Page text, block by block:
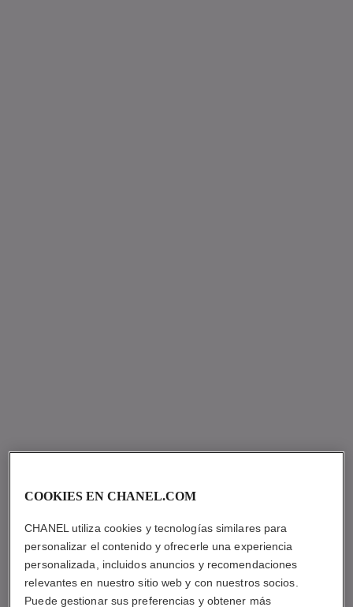
COOKIES EN CHANEL.COM
CHANEL utiliza cookies y tecnologías similares para
personalizar el contenido y ofrecerle una experiencia
personalizada, incluidos anuncios y recomendaciones
relevantes en nuestro sitio web y con nuestros socios.
Puede gestionar sus preferencias y obtener más